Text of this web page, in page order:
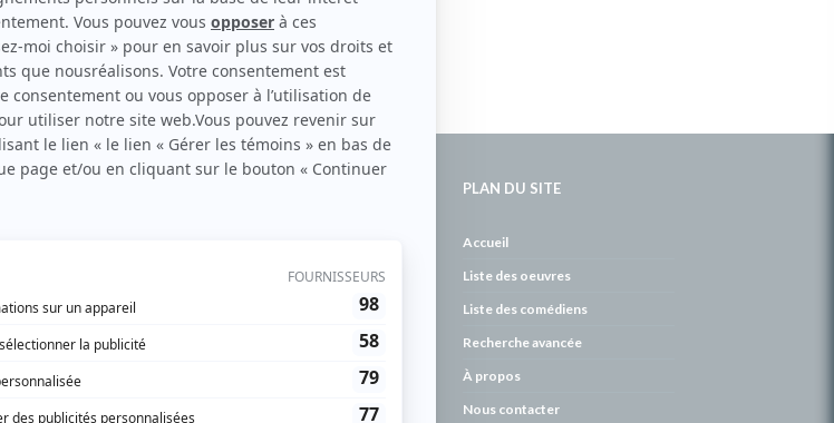
Celui qu’on surnomme parfois «l’encyclopédie de
québécoise. On peut l’entendre régulièrement
PLAN DU SITE
Accueil
Liste des oeuvres
Liste des comédiens
Recherche avancée
À propos
Nous contacter